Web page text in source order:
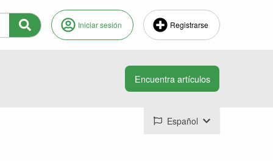
Iniciar sesión Registrarse
Español